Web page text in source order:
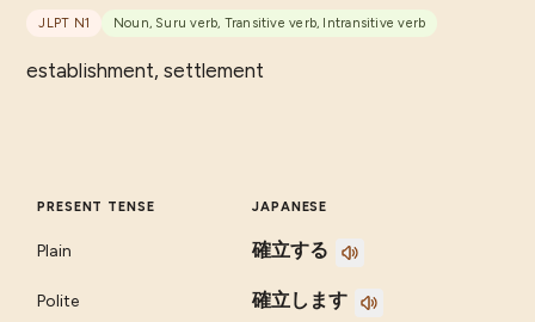
JLPT N1 Noun, Suru verb, Transitive verb, Intransitive verb
establishment, settlement
PRESENT TENSE JAPANESE
Plain 確立する
Polite 確立します